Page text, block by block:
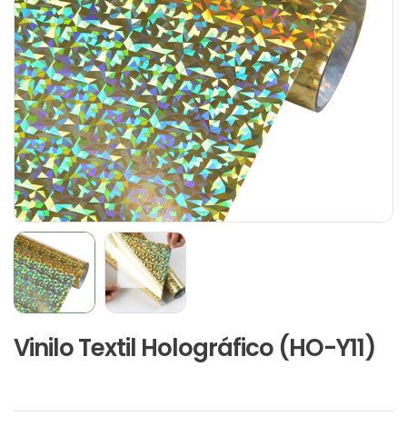
Vinilo Textil Holográfico (HO-Y11)